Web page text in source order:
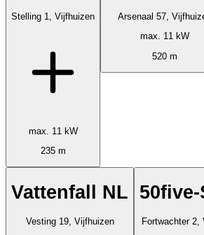
Stelling 1, Vijfhuizen
max. 11 kW
235 m
Arsenaal 57,
max. 11 kW
520 m
Vattenfall NL
Vesting 19, Vijfhuizen